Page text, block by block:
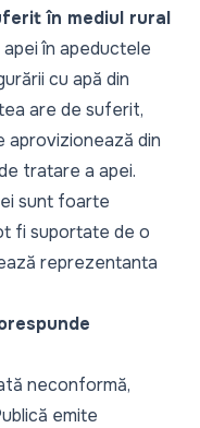
în mediul rural
în apeductele
cu apă din
are de suferit,
aprovizionează din
tratare a apei.
sunt foarte
fi suportate de o
reprezentanta
neconformă,
emite